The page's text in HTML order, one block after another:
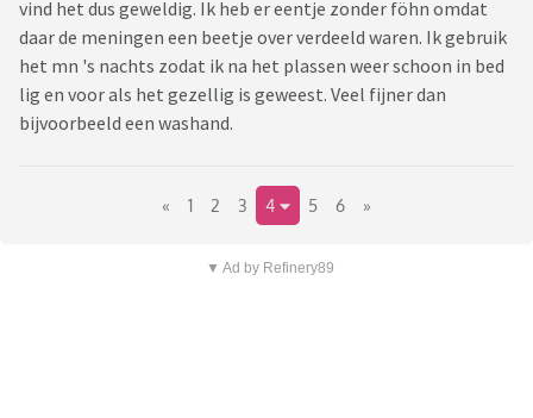
vind het dus geweldig. Ik heb er eentje zonder föhn omdat
daar de meningen een beetje over verdeeld waren. Ik gebruik
het mn 's nachts zodat ik na het plassen weer schoon in bed
lig en voor als het gezellig is geweest. Veel fijner dan
bijvoorbeeld een washand.
« 1 2 3 4 5 6 »
▼ Ad by Refinery89